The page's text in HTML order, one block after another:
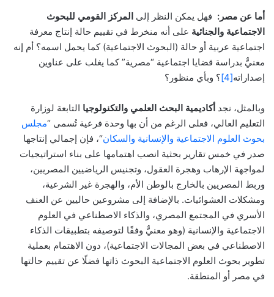
أما عن مصر: فهل يمكن النظر إلى المركز القومي للبحوث
الاجتماعية والجنائية على أنه منخرط في تقييم حالة إنتاج معرفة
اجتماعية عربية أو حالة (البحوث الاجتماعية) كما يحمل اسمه؟ أم إنه
معنيٌّ بدراسة قضايا اجتماعية “مصرية” كما يغلب على عناوين
إصداراته[4] ؟ وبأي منظور؟
وبالمثل، نجد أكاديمية البحث العلمي والتكنولوجيا التابعة لوزارة
التعليم العالي، فعلى الرغم من أن بها وحدة فرعية تُسمى “مجلس
بحوث العلوم الاجتماعية والإنسانية والسكان“، فإن إجمالي إنتاجها
صدر في خمس تقارير بحثية انصب اهتمامها على بناء استراتيجيات
لمواجهة الإرهاب وهجرة العقول، وتجنيس الرياضيين المصريين،
وربط المصريين بالخارج بالوطن الأم، والهجرة غير الشرعية،
ومشكلات العشوائيات. بالإضافة إلى مشروعين حاليين عن العنف
الأسري في المجتمع المصري، والذكاء الاصطناعي في العلوم
الاجتماعية والإنسانية (وهو معنيٌّ وفقًا لتوصيفه بتطبيقات الذكاء
الاصطناعي في بعض المجالات الاجتماعية)، دون الاهتمام بعملية
تطوير بحوث العلوم الاجتماعية البحوث ذاتها فضلًا عن تقييم حالتها
في مصر أو المنطقة.